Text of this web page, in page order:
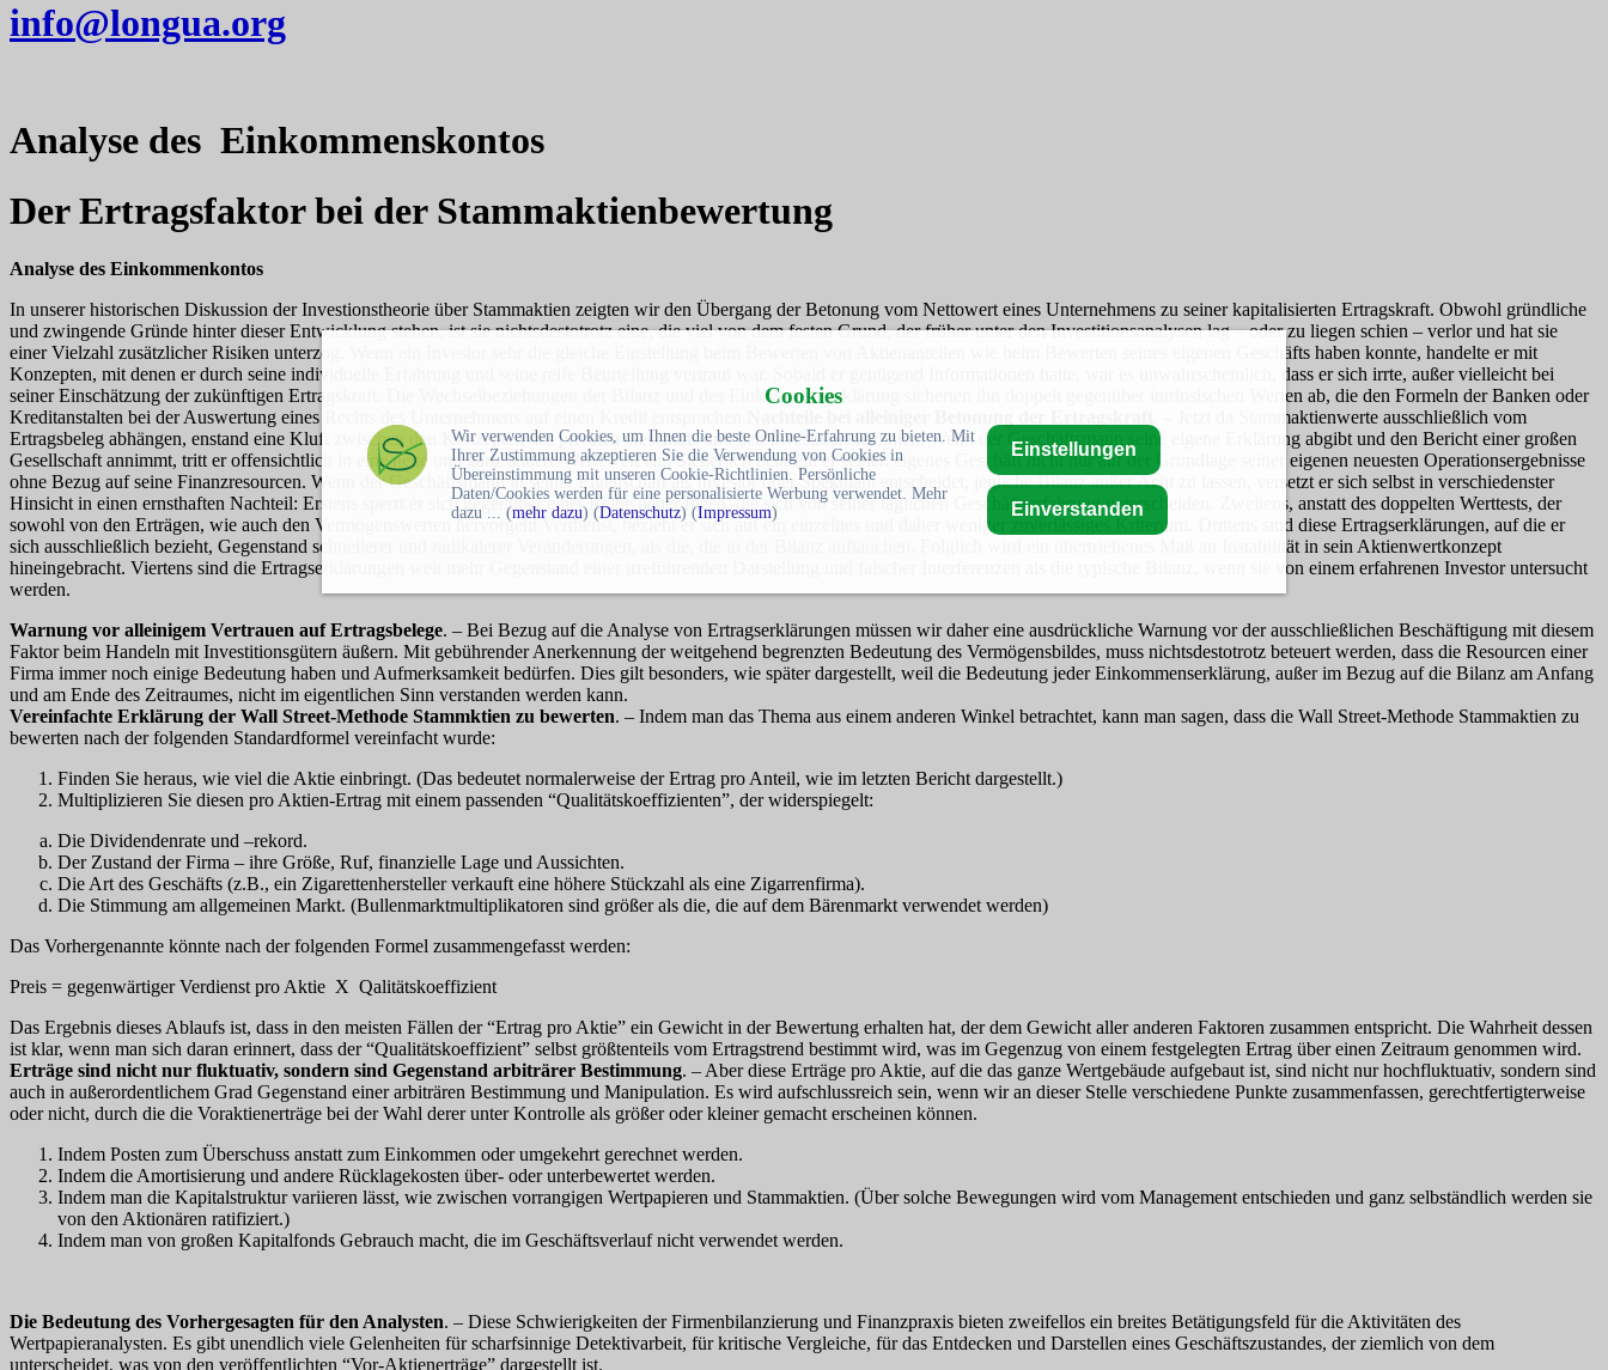
Cookies
Wir verwenden Cookies, um Ihnen die beste Online-Erfahrung zu bieten. Mit
Ihrer Zustimmung akzeptieren Sie die Verwendung von Cookies in
Übereinstimmung mit unseren Cookie-Richtlinien. Persönliche
Daten/Cookies werden für eine personalisierte Werbung verwendet. Mehr
dazu ... (mehr dazu) (Datenschutz) (Impressum)
Einstellungen
Einverstanden
info@longua.org
Analyse des Einkommenskontos
Der Ertragsfaktor bei der Stammaktienbewertung
Analyse des Einkommenkontos
In unserer historischen Diskussion der Investionstheorie über Stammaktien zeigten wir den Übergang der Betonung vom Nettowert eines Unternehmens zu seiner kapitalisierten Ertragskraft. Obwohl gründliche
und zwingende Gründe hinter dieser Entwicklung stehen, ist sie nichtsdestotrotz eine, die viel von dem festen Grund, der früher unter den Investitionsanalysen lag – oder zu liegen schien – verlor und hat sie
einer Vielzahl zusätzlicher Risiken unterzog. Wenn ein Investor sehr die gleiche Einstellung beim Bewerten von Aktienanteilen wie beim Bewerten seines eigenen Geschäfts haben konnte, handelte er mit
Konzepten, mit denen er durch seine individuelle Erfahrung und seine reife Beurteilung vertraut war. Sobald er genügend Informationen hatte, war es unwahrscheinlich, dass er sich irrte, außer vielleicht bei
seiner Einschätzung der zukünftigen Ertragskraft. Die Wechselbeziehungen der Bilanz und des Einkommenserklärung sicherten ihn doppelt gegenüber intrinsischen Werten ab, die den Formeln der Banken oder
Kreditanstalten bei der Auswertung eines Rechts des Unternehmens auf einen Kredit entsprachen.
. – Jetzt da Stammaktienwerte ausschließlich vom
Ertragsbeleg abhängen, enstand eine Kluft zwischen den Konzepten des privaten Geschäfts und den Investitionsleitlinien. Wenn der Geschäftsmann seine eigene Erklärung abgibt und den Bericht einer großen
Gesellschaft annimmt, tritt er offensichtlich in eine neue und ganz andere Wertewelt ein. Sicherlich beurteilt er seinen eigenes Geschäft nicht nur auf der Grundlage seiner eigenen neuesten Operationsergebnisse
ohne Bezug auf seine Finanzresourcen. Wenn der Geschäftsmann in seiner Eigenschaft als Investor oder Spekulant entscheidet, jegliche Bilanz außer Acht zu lassen, versetzt er sich selbst in verschiedenster
Hinsicht in einen ernsthaften Nachteil: Erstens sperrt er sich gegenüber einer Reihe neuer Ideen, die sich von seiner täglichen Geschäftserfahrung unterscheiden. Zweitens, anstatt des doppelten Werttests, der
sowohl von den Erträgen, wie auch den Vermögenswerten hervorgeht Verdienst, bezieht er sich auf ein einzelnes und daher weniger zuverlässiges Kriterium. Drittens sind diese Ertragserklärungen, auf die er
sich ausschließlich bezieht, Gegenstand schnellerer und radikalerer Veränderungen, als die, die in der Bilanz auftauchen. Folglich wird ein übertriebenes Maß an Instabilität in sein Aktienwertkonzept
hineingebracht. Viertens sind die Ertragserklärungen weit mehr Gegenstand einer irreführenden Darstellung und falscher Interferenzen als die typische Bilanz, wenn sie von einem erfahrenen Investor untersucht
werden.
Warnung vor alleinigem Vertrauen auf Ertragsbelege. – Bei Bezug auf die Analyse von Ertragserklärungen müssen wir daher eine ausdrückliche Warnung vor der ausschließlichen Beschäftigung mit diesem
Faktor beim Handeln mit Investitionsgütern äußern. Mit gebührender Anerkennung der weitgehend begrenzten Bedeutung des Vermögensbildes, muss nichtsdestotrotz beteuert werden, dass die Resourcen einer
Firma immer noch einige Bedeutung haben und Aufmerksamkeit bedürfen. Dies gilt besonders, wie später dargestellt, weil die Bedeutung jeder Einkommenserklärung, außer im Bezug auf die Bilanz am Anfang
und am Ende des Zeitraumes, nicht im eigentlichen Sinn verstanden werden kann.
Vereinfachte Erklärung der Wall Street-Methode Stammktien zu bewerten. – Indem man das Thema aus einem anderen Winkel betrachtet, kann man sagen, dass die Wall Street-Methode Stammaktien zu
bewerten nach der folgenden Standardformel vereinfacht wurde:
Finden Sie heraus, wie viel die Aktie einbringt. (Das bedeutet normalerweise der Ertrag pro Anteil, wie im letzten Bericht dargestellt.)
Multiplizieren Sie diesen pro Aktien-Ertrag mit einem passenden “Qualitätskoeffizienten”, der widerspiegelt:
Die Dividendenrate und –rekord.
Der Zustand der Firma – ihre Größe, Ruf, finanzielle Lage und Aussichten.
Die Art des Geschäfts (z.B., ein Zigarettenhersteller verkauft eine höhere Stückzahl als eine Zigarrenfirma).
Die Stimmung am allgemeinen Markt. (Bullenmarktmultiplikatoren sind größer als die, die auf dem Bärenmarkt verwendet werden)
Das Vorhergenannte könnte nach der folgenden Formel zusammengefasst werden:
Preis = gegenwärtiger Verdienst pro Aktie X Qalitätskoeffizient
Das Ergebnis dieses Ablaufs ist, dass in den meisten Fällen der “Ertrag pro Aktie” ein Gewicht in der Bewertung erhalten hat, der dem Gewicht aller anderen Faktoren zusammen entspricht. Die Wahrheit dessen
ist klar, wenn man sich daran erinnert, dass der “Qualitätskoeffizient” selbst größtenteils vom Ertragstrend bestimmt wird, was im Gegenzug von einem festgelegten Ertrag über einen Zeitraum genommen wird.
Erträge sind nicht nur fluktuativ, sondern sind Gegenstand arbiträrer Bestimmung. – Aber diese Erträge pro Aktie, auf die das ganze Wertgebäude aufgebaut ist, sind nicht nur hochfluktuativ, sondern sind
auch in außerordentlichem Grad Gegenstand einer arbiträren Bestimmung und Manipulation. Es wird aufschlussreich sein, wenn wir an dieser Stelle verschiedene Punkte zusammenfassen, gerechtfertigterweise
oder nicht, durch die die Voraktienerträge bei der Wahl derer unter Kontrolle als größer oder kleiner gemacht erscheinen können.
Indem Posten zum Überschuss anstatt zum Einkommen oder umgekehrt gerechnet werden.
Indem die Amortisierung und andere Rücklagekosten über- oder unterbewertet werden.
Indem man die Kapitalstruktur variieren lässt, wie zwischen vorrangigen Wertpapieren und Stammaktien. (Über solche Bewegungen wird vom Management entschieden und ganz selbständlich werden sie
von den Aktionären ratifiziert.)
Indem man von großen Kapitalfonds Gebrauch macht, die im Geschäftsverlauf nicht verwendet werden.
Die Bedeutung des Vorhergesagten für den Analysten. – Diese Schwierigkeiten der Firmenbilanzierung und Finanzpraxis bieten zweifellos ein breites Betätigungsfeld für die Aktivitäten des
Wertpapieranalysten. Es gibt unendlich viele Gelenheiten für scharfsinnige Detektivarbeit, für kritische Vergleiche, für das Entdecken und Darstellen eines Geschäftszustandes, der ziemlich von dem
unterscheidet, was von den veröffentlichten “Vor-Aktienerträge” dargestellt ist.